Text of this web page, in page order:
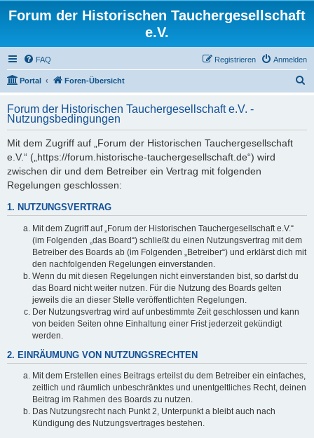
Forum der Historischen Tauchergesellschaft
e.V.
FAQ Anmelden
Registrieren
Portal Foren-Übersicht
h
Forum der Historischen Tauchergesellschaft e.V. -
Nutzungsbedingungen
Mit dem Zugriff auf „Forum der Historischen Tauchergesellschaft
e.V.“ („https://forum.historische-tauchergesellschaft.de“) wird
zwischen dir und dem Betreiber ein Vertrag mit folgenden
Regelungen geschlossen:
1. NUTZUNGSVERTRAG
Mit dem Zugriff auf „Forum der Historischen Tauchergesellschaft e.V.“
(im Folgenden „das Board“) schließt du einen Nutzungsvertrag mit dem
Betreiber des Boards ab (im Folgenden „Betreiber“) und erklärst dich mit
den nachfolgenden Regelungen einverstanden.
Wenn du mit diesen Regelungen nicht einverstanden bist, so darfst du
das Board nicht weiter nutzen. Für die Nutzung des Boards gelten
jeweils die an dieser Stelle veröffentlichten Regelungen.
Der Nutzungsvertrag wird auf unbestimmte Zeit geschlossen und kann
von beiden Seiten ohne Einhaltung einer Frist jederzeit gekündigt
werden.
2. EINRÄUMUNG VON NUTZUNGSRECHTEN
Mit dem Erstellen eines Beitrags erteilst du dem Betreiber ein einfaches,
zeitlich und räumlich unbeschränktes und unentgeltliches Recht, deinen
Beitrag im Rahmen des Boards zu nutzen.
Das Nutzungsrecht nach Punkt 2, Unterpunkt a bleibt auch nach
Kündigung des Nutzungsvertrages bestehen.